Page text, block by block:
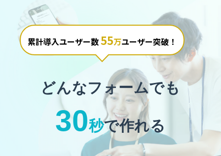
累計導入ユーザー数55万ユーザー突破！
どんなフォームでも
30秒で作れる